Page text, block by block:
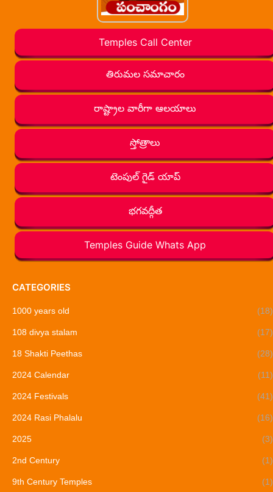
Temples Call Center
తిరుమల సమాచారం
రాష్ట్రాల వారీగా ఆలయాలు
స్తోత్రాలు
టెంపుల్ గైడ్ యాప్
భగవద్గీత
Temples Guide Whats App
CATEGORIES
1000 years old (18)
108 divya stalam (17)
18 Shakti Peethas (28)
2024 Calendar (11)
2024 Festivals (41)
2024 Rasi Phalalu (16)
2025 (3)
2nd Century (1)
9th Century Temples (1)